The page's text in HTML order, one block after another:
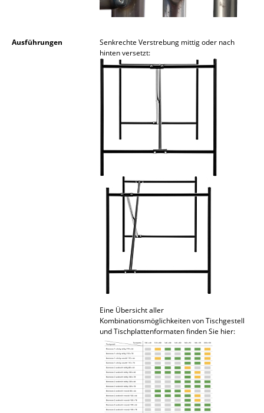
Aufbewahrungsboxen
Decken
Ausführungen
Senkrechte Verstrebung mittig oder nach
hinten versetzt:
Eine Übersicht aller
Kombinationsmöglichkeiten von Tischgestell
und Tischplattenformaten finden Sie hier: